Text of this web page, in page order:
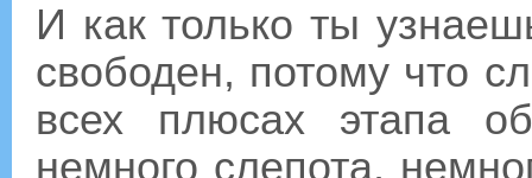
И как только ты
свободен, потому что
всех плюсах этапа
немного слепота,